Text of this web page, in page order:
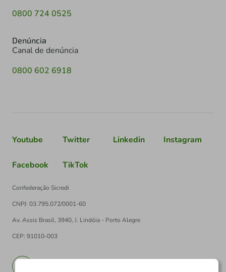
0800 724 0525
Denúncia
Canal de denúncia
0800 602 6918
Youtube Twitter Linkedin Instagram
Facebook TikTok
Confederação Sicredi
CNPJ: 03.795.072/0001-60
Av. Assis Brasil, 3940, J. Lindóia - Porto Alegre
CEP: 91010-003